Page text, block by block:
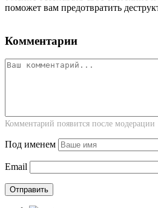
поможет вам предотвратить
Комментарии
Комментарий появится после модерации
Под именем
Email